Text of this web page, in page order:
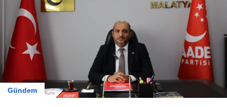
Gündem